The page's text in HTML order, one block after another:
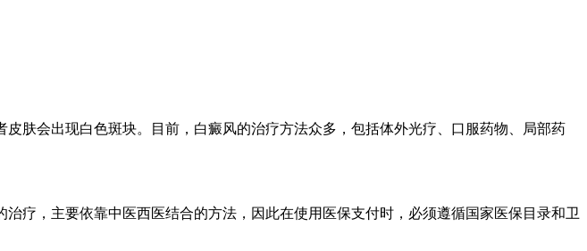
肤会出现白色斑块。目前，白癜风的治疗方法众多，包括体外光疗、口服药物、局部药
疗，主要依靠中医西医结合的方法，因此在使用医保支付时，必须遵循国家医保目录和卫